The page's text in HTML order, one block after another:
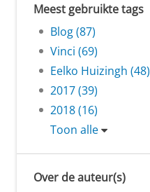
Meest gebruikte tags
Blog (87)
Vinci (69)
Eelko Huizingh (48)
2017 (39)
2018 (16)
Toon alle
Over de auteur(s)